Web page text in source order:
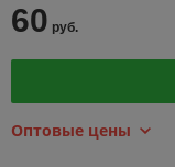
60 руб.
Оптовые цены